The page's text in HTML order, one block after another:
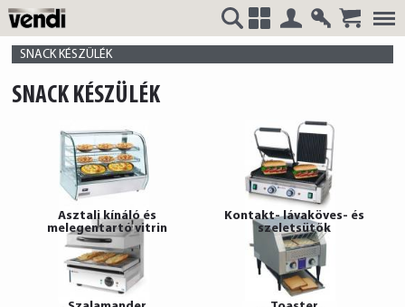
VENDI
HUNGÁRIA
SNACK KÉSZÜLÉK
SNACK KÉSZÜLÉK
Asztali kínáló és
melegentartó vitrin
Kontakt- lávaköves- és
szeletsütők